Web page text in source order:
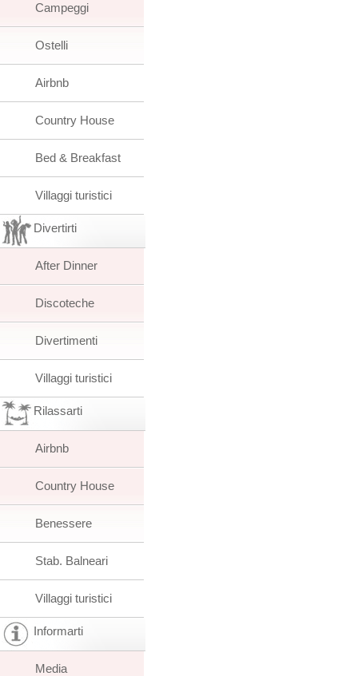
Campeggi
Ostelli
Airbnb
Country House
Bed & Breakfast
Villaggi turistici
Divertirti
After Dinner
Discoteche
Divertimenti
Villaggi turistici
Rilassarti
Airbnb
Country House
Benessere
Stab. Balneari
Villaggi turistici
Informarti
Media